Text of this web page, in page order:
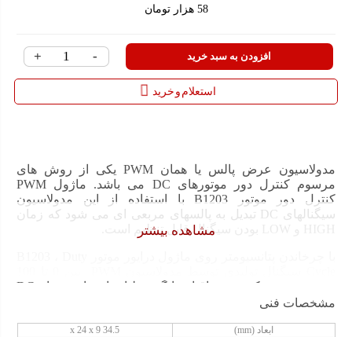
-
ماژول
PWM
B1203
عدد
+ افزودن به سبد خرید
58 هزار تومان
استعلام و خرید
مدولاسیون عرض پالس یا همان PWM یکی از روش های
مرسوم کنترل دور موتورهای DC می باشد. ماژول PWM
کنترل دور موتور B1203 با استفاده از این مدولاسیون
سیگنالهای DC تبدیل به پالسهای مربعی ای می شود که زمان
درصد تغییر میکند و متعاقبا میانگین ولتاژ یا همان مقدار
DC
مشاهده بیشتر
مشخصات فنی
ابعاد (mm)
34.5 x 24 x 9